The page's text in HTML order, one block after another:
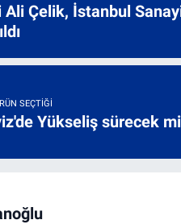
Ali Çelik, İstanbul
SEÇTIĞI
Yükseliş sürecek